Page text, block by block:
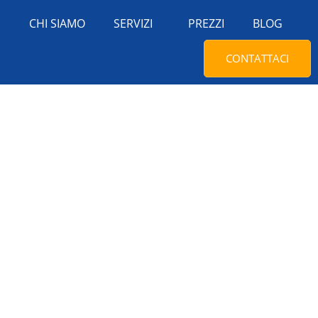
CHI SIAMO SERVIZI PREZZI BLOG
CONTATTACI